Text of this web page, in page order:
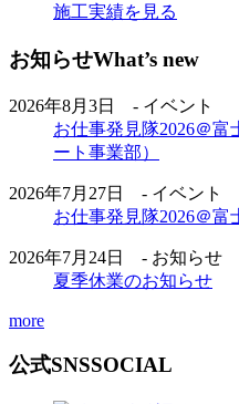
施工実績を見る
お知らせWhat’s new
2026年8月3日 - イベント
お仕事発見隊2026＠富
ート事業部）
2026年7月27日 - イベント
お仕事発見隊2026＠富
2026年7月24日 - お知らせ
夏季休業のお知らせ
more
公式SNSSOCIAL